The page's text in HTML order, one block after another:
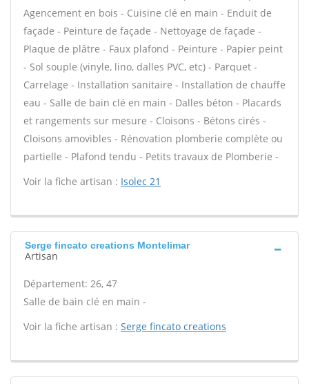
Agencement en bois - Cuisine clé en main - Enduit de
façade - Peinture de façade - Nettoyage de façade -
Plaque de plâtre - Faux plafond - Peinture - Papier peint
- Sol souple (vinyle, lino, dalles PVC, etc) - Parquet -
Carrelage - Installation sanitaire - Installation de chauffe
eau - Salle de bain clé en main - Dalles béton - Placards
et rangements sur mesure - Cloisons - Bétons cirés -
Cloisons amovibles - Rénovation plomberie complète ou
partielle - Plafond tendu - Petits travaux de Plomberie -
Voir la fiche artisan : Isolec 21
Serge fincato creations Montelimar
Artisan
Département: 26, 47
Salle de bain clé en main -
Voir la fiche artisan : Serge fincato creations